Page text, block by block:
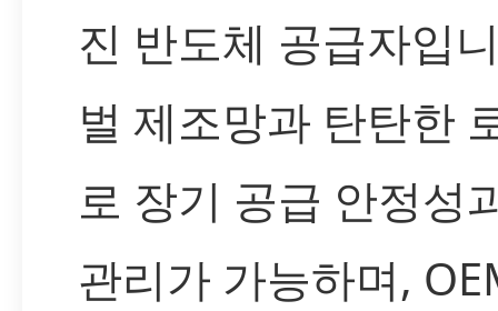
진 반도체 공급자입
벌 제조망과 탄탄한
로 장기 공급 안정성
관리가 가능하며,